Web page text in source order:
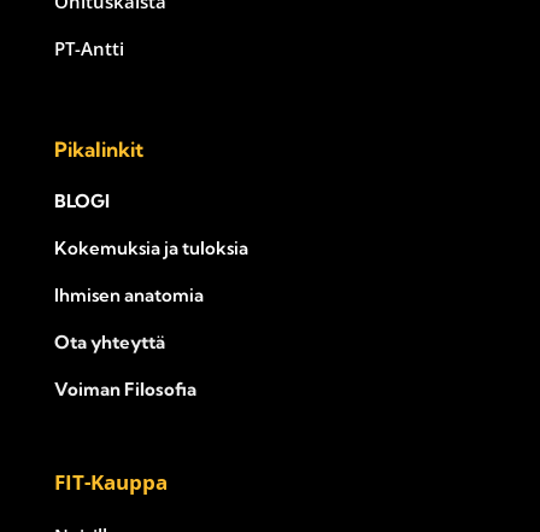
PT-Antti
Pikalinkit
BLOGI
Kokemuksia ja tuloksia
Ihmisen anatomia
Ota yhteyttä
Voiman Filosofia
FIT-Kauppa